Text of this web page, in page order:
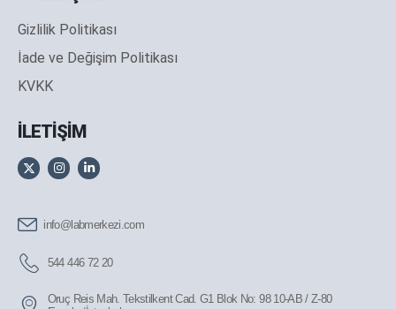
Gizlilik Politikası
İade ve Değişim Politikası
KVKK
İLETİŞİM
info@labmerkezi.com
544 446 72 20
Oruç Reis Mah. Tekstilkent Cad. G1 Blok No: 98 10-AB / Z-80